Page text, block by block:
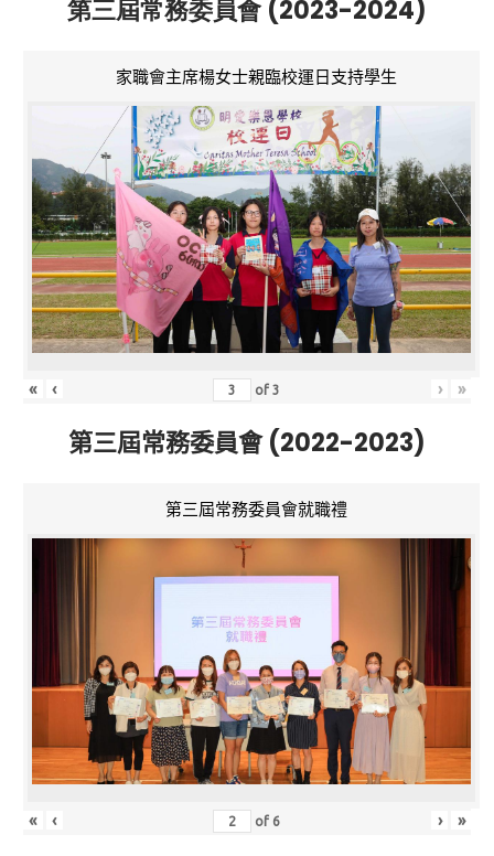
第三屆常務委員會 (2023-2024)
家職會主席楊女士親臨校運日支持學生
« ‹ of3 › »
第三屆常務委員會 (2022-2023)
第三屆常務委員會就職禮
« ‹ of 6 › »